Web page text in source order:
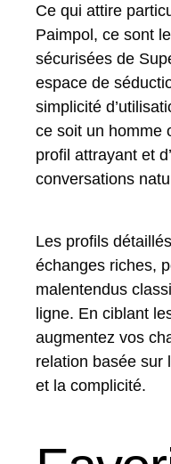
Ce qui attire
Paimpol, ce sont
sécurisées de
espace de
simplicité
ce soit un homme
profil attrayant et
conversations
Les profils
échanges riches,
malentendus
ligne. En ciblant
augmentez vos
relation basée sur
et la complicité.